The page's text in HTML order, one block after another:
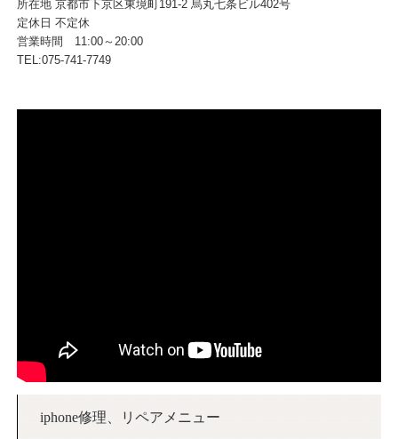
所在地 京都市下京区東境町191-2 烏丸七条ビル402号
定休日 不定休
営業時間 11:00～20:00
TEL:075-741-7749
iphone修理、リペアメニュー